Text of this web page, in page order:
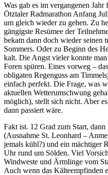
Was gab es im vergangenen
Ötztaler Radmarathon Anfang
um gleich wieder zu gehen. Zu
gängigste Resümee der
bekam dann doch wieder seinen
Sommers. Oder zu Beginn des
kalt. Die Angst vieler konnte
Foren spüren. Eines vorweg –
obligaten Regenguss am
einfach perfekt. Die Frage, was
aktuellen Wetterumschwung
möglich), stellt sich nicht. Aber
dann passiert wäre.
Fakt ist. 12 Grad zum Start,
(Ausnahme St. Leonhard –
jemals kühl?) und ein mächtiger
Uhr rund um Sölden. Viel
Windweste und Ärmlinge vom
Auch wenn das Kälteempfinden